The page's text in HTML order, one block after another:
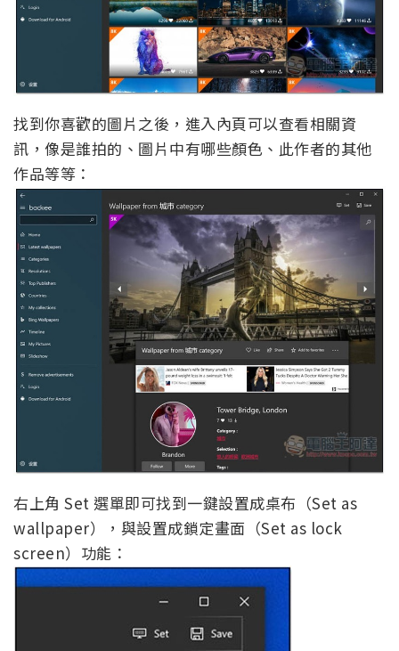
找到你喜歡的圖片之後，進入內頁可以查看相關資
訊，像是誰拍的、圖片中有哪些顏色、此作者的其他
作品等等：
右上角 Set 選單即可找到一鍵設置成桌布（Set as
wallpaper），與設置成鎖定畫面（Set as lock
screen）功能：